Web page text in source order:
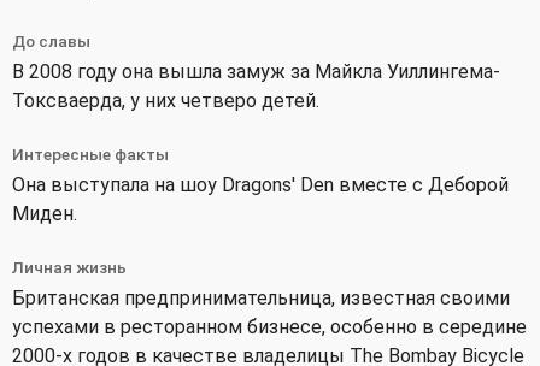
До славы
В 2008 году она вышла замуж за Майкла Уиллингема-
Токсваерда, у них четверо детей.
Интересные факты
Она выступала на шоу Dragons' Den вместе с Деборой
Миден.
Личная жизнь
Британская предпринимательница, известная своими
успехами в ресторанном бизнесе, особенно в середине
2000-х годов в качестве владелицы The Bombay Bicycle